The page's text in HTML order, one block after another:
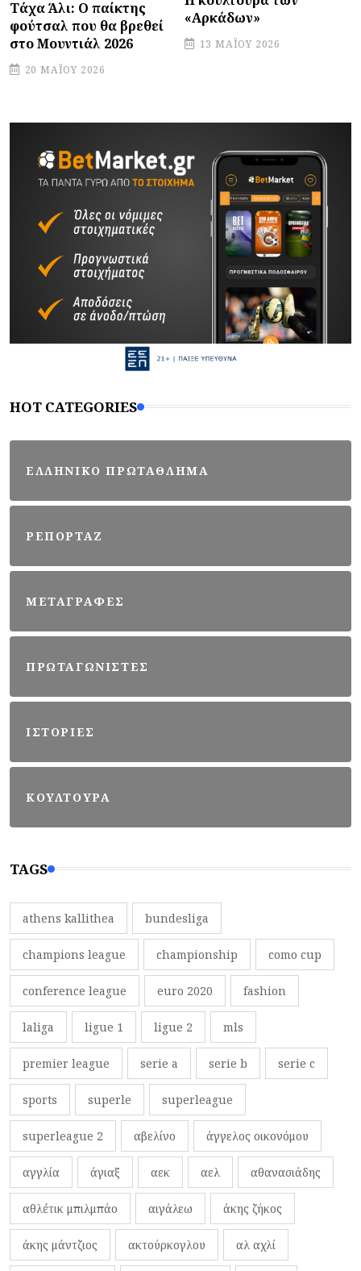
Τάχα Άλι: Ο παίκτης
φούτσαλ που θα βρεθεί
στο Μουντιάλ 2026
20 ΜΑΪ́ΟΥ 2026
«Αρκάδων»
13 ΜΑΪ́ΟΥ 2026
HOT CATEGORIES
ΕΛΛΗΝΙΚΟ ΠΡΩΤΑΘΛΗΜΑ
ΡΕΠΟΡΤΑΖ
ΜΕΤΑΓΡΑΦΕΣ
ΠΡΩΤΑΓΩΝΙΣΤΕΣ
ΙΣΤΟΡΙΕΣ
ΚΟΥΛΤΟΥΡΑ
TAGS
athens kallithea bundesliga
champions league championship como cup
conference league euro 2020 fashion
laliga ligue 1 ligue 2 mls
premier league serie a serie b serie c
sports superle superleague
superleague 2 αβελίνο άγγελος οικονόμου
αγγλία άγιαξ αεκ αελ αθανασιάδης
αθλέτικ μπιλμπάο αιγάλεω άκης ζήκος
άκης μάντζιος ακτούρκογλου αλ αχλί